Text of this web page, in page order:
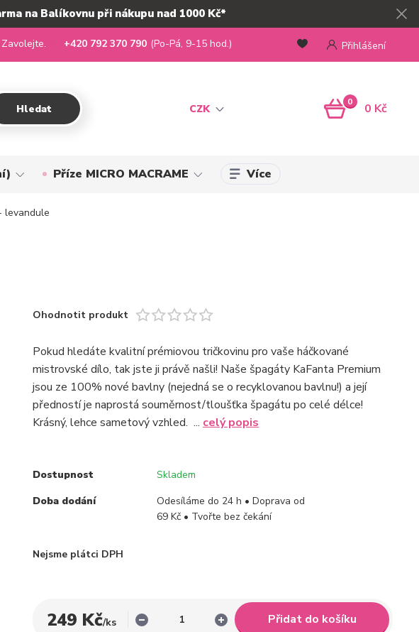
na Balíkovnu při nákupu nad 1000 Kč*
CZK
Přihlášení
Hledat
+420 792 370 790 (Po-Pá, 9-15 hod.)
0 0 Kč
Příze MICRO MACRAME Více
levandule
Ohodnotit produkt
Pokud hledáte kvalitní prémiovou tričkovinu pro vaše háčkované
mistrovské dílo, tak jste ji právě našli! Naše špagáty KaFanta Premium
jsou ze 100% nové bavlny (nejedná se o recyklovanou bavlnu!) a její
předností je naprostá souměrnost/tloušťka špagátu po celé délce!
Krásný, lehce sametový vzhled. ... celý popis
Dostupnost
Skladem
Doba dodání
Odesíláme do 24 h • Doprava od
69 Kč • Tvořte bez čekání
Nejsme plátci DPH
249 Kč/ks Přidat do košíku